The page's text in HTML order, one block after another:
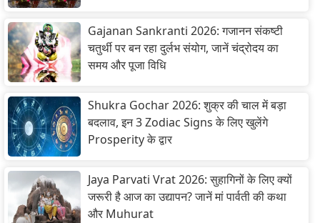
Gajanan Sankranti 2026: गजानन संकष्टी
चतुर्थी पर बन रहा दुर्लभ संयोग, जानें चंद्रोदय का
समय और पूजा विधि
Shukra Gochar 2026: शुक्र की चाल में बड़ा
बदलाव, इन 3 Zodiac Signs के लिए खुलेंगे
Prosperity के द्वार
Jaya Parvati Vrat 2026: सुहागिनों के लिए क्यों
जरूरी है आज का उद्यापन? जानें मां पार्वती की कथा
और Muhurat